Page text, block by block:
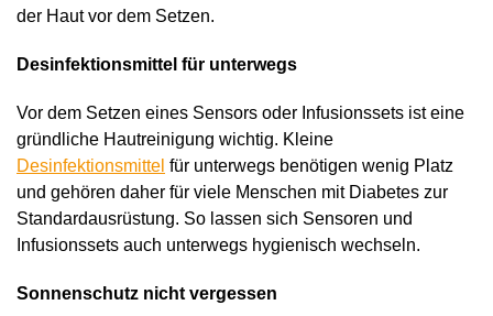
der Haut vor dem Setzen.
Desinfektionsmittel für unterwegs
Vor dem Setzen eines Sensors oder Infusionssets ist eine
gründliche Hautreinigung wichtig. Kleine
Desinfektionsmittel für unterwegs benötigen wenig Platz
und gehören daher für viele Menschen mit Diabetes zur
Standardausrüstung. So lassen sich Sensoren und
Infusionssets auch unterwegs hygienisch wechseln.
Sonnenschutz nicht vergessen